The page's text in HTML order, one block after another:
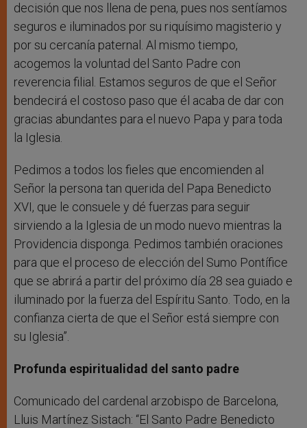
decisión que nos llena de pena, pues nos sentíamos
seguros e iluminados por su riquísimo magisterio y
por su cercanía paternal. Al mismo tiempo,
acogemos la voluntad del Santo Padre con
reverencia filial. Estamos seguros de que el Señor
bendecirá el costoso paso que él acaba de dar con
gracias abundantes para el nuevo Papa y para toda
la Iglesia.
Pedimos a todos los fieles que encomienden al
Señor la persona tan querida del Papa Benedicto
XVI, que le consuele y dé fuerzas para seguir
sirviendo a la Iglesia de un modo nuevo mientras la
Providencia disponga. Pedimos también oraciones
para que el proceso de elección del Sumo Pontífice
que se abrirá a partir del próximo día 28 sea guiado e
iluminado por la fuerza del Espíritu Santo. Todo, en la
confianza cierta de que el Señor está siempre con
su Iglesia”.
Profunda espiritualidad del santo padre
Comunicado del cardenal arzobispo de Barcelona,
Lluis Martínez Sistach: “El Santo Padre Benedicto